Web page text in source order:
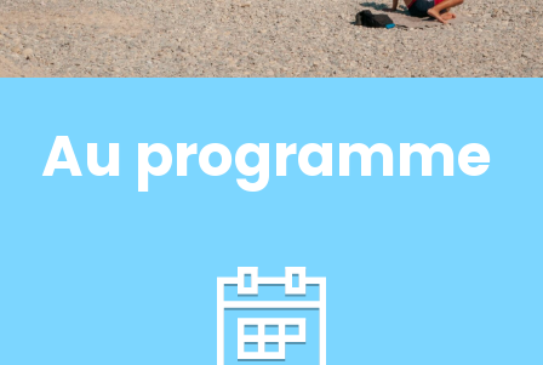
Au programme